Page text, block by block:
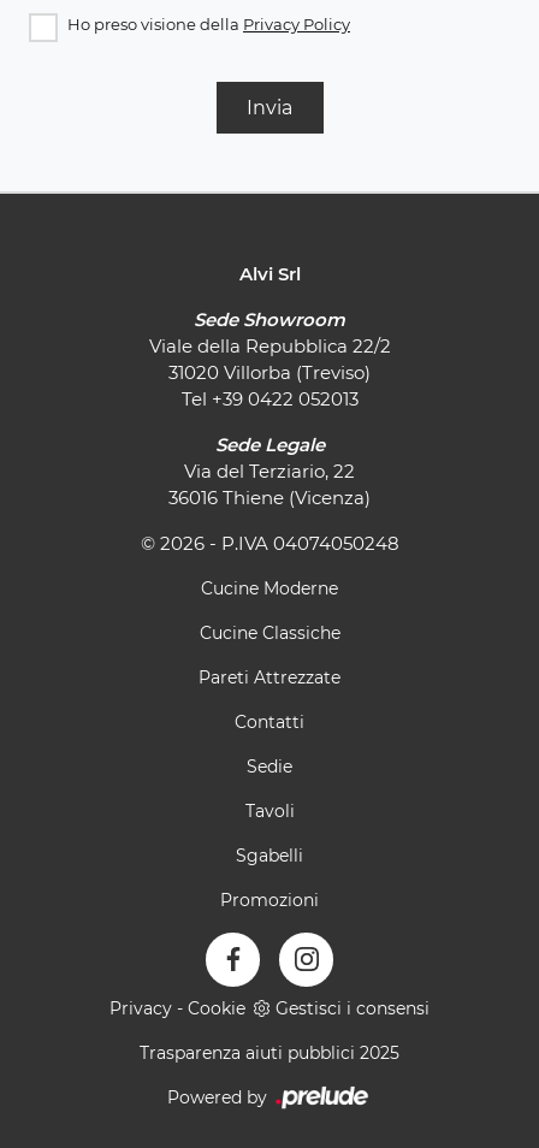
Ho preso visione della Privacy Policy
Invia
Alvi Srl
Sede Showroom
Viale della Repubblica 22/2
31020 Villorba (Treviso)
Tel +39 0422 052013
Sede Legale
Via del Terziario, 22
36016 Thiene (Vicenza)
© 2026 - P.IVA 04074050248
Cucine Moderne
Cucine Classiche
Pareti Attrezzate
Contatti
Sedie
Tavoli
Sgabelli
Promozioni
Privacy - Cookie Gestisci i consensi
Trasparenza aiuti pubblici 2025
Powered by